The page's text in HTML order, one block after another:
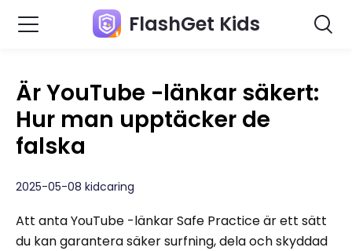
FlashGet Kids
Är YouTube -länkar säkert:
Hur man upptäcker de
falska
2025-05-08 kidcaring
Att anta YouTube -länkar Safe Practice är ett sätt
du kan garantera säker surfning, dela och skyddad